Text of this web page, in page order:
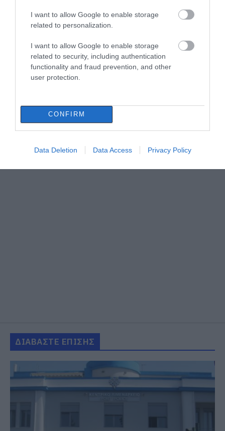
I want to allow Google to enable storage
related to personalization.
I want to allow Google to enable storage
related to security, including authentication
functionality and fraud prevention, and other
user protection.
CONFIRM
Data Deletion Data Access Privacy Policy
ΔΙΑΒΑΣΤΕ ΕΠΙΣΗΣ